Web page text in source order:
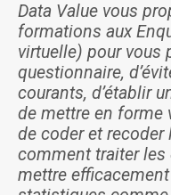
Data Value vous
formations aux
virtuelle) pour vous
questionnaire,
courants, d’établir
de mettre en forme
de coder et
comment traiter les
mettre